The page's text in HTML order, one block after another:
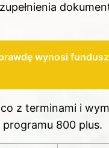
wynosi
z terminami i
800 plus.